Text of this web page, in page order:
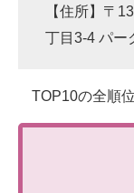
【住所】〒
丁目3-4 パー
TOP10の全順